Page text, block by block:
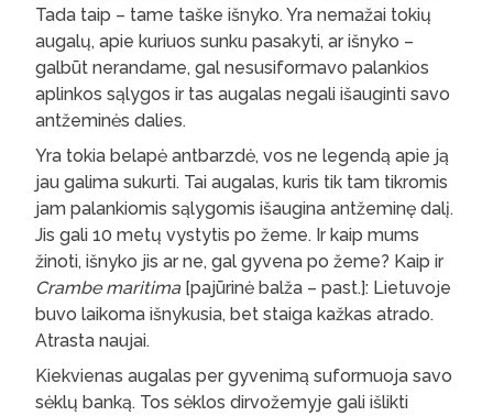
Tada taip – tame taške išnyko. Yra nemažai tokių
augalų, apie kuriuos sunku pasakyti, ar išnyko –
galbūt nerandame, gal nesusiformavo palankios
aplinkos sąlygos ir tas augalas negali išauginti savo
antžeminės dalies.
Yra tokia belapė antbarzdė, vos ne legendą apie ją
jau galima sukurti. Tai augalas, kuris tik tam tikromis
jam palankiomis sąlygomis išaugina antžeminę dalį.
Jis gali 10 metų vystytis po žeme. Ir kaip mums
žinoti, išnyko jis ar ne, gal gyvena po žeme? Kaip ir
Crambe maritima[pajūrinė balža – past.]: Lietuvoje
buvo laikoma išnykusia, bet staiga kažkas atrado.
Atrasta naujai.
Kiekvienas augalas per gyvenimą suformuoja savo
sėklų banką. Tos sėklos dirvožemyje gali išlikti